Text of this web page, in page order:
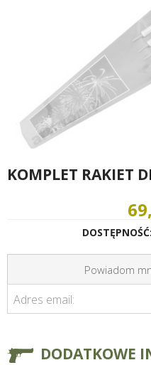
KOMPLET RAKIET
DOSTĘPNOŚĆ:
Powiadom
Adres email:
DODATKOWE